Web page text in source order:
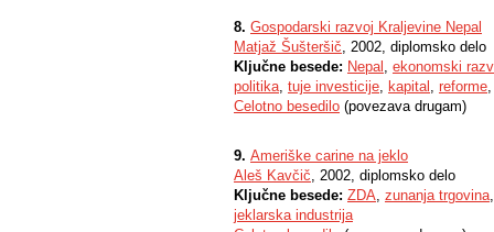
8. Gospodarski razvoj Kraljevine Nepal
Matjaž Šušteršič, 2002, diplomsko delo
Ključne besede: Nepal , ekonomski
politika, tuje investicije, kapital , reforme
Celotno besedilo (povezava drugam)
9. Ameriške carine na jeklo
Aleš Kavčič, 2002, diplomsko delo
Ključne besede: ZDA, zunanja trgovina
jeklarska industrija